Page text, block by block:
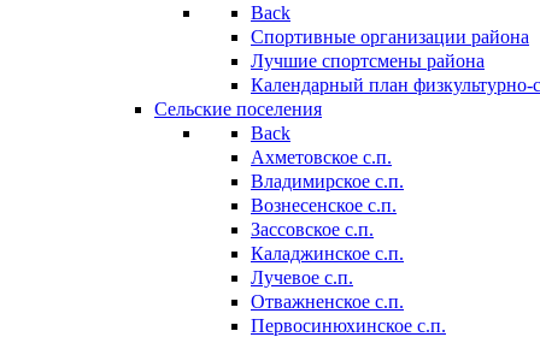
Back
Спортивные организации района
Лучшие спортсмены района
Календарный план
Сельские поселения
Back
Ахметовское с.п.
Владимирское с.п.
Вознесенское с.п.
Зассовское с.п.
Каладжинское с.п.
Лучевое с.п.
Отважненское с.п.
Первосинюхинское с.п.